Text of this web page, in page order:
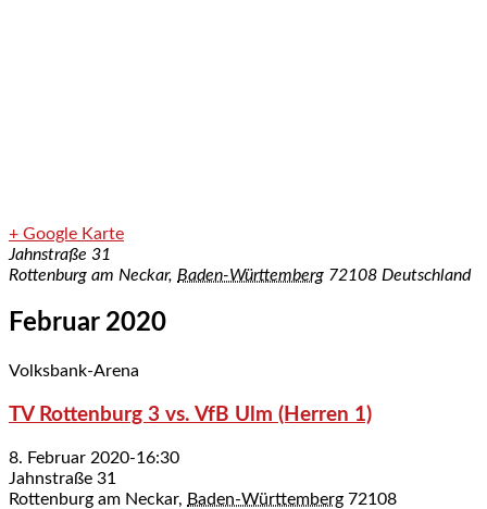
+ Google Karte
Jahnstraße 31
Rottenburg am Neckar, Baden-Württemberg 72108 Deutschland
Februar 2020
Volksbank-Arena
TV Rottenburg 3 vs. VfB Ulm (Herren 1)
8. Februar 2020-16:30
Jahnstraße 31
Rottenburg am Neckar, Baden-Württemberg 72108